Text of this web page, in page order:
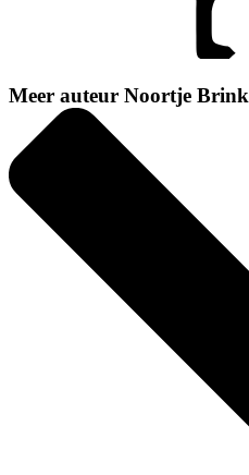
Meer auteur Noortje Brink